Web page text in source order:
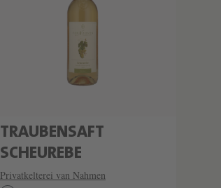
TRAUBENSAFT
SCHEUREBE
Privatkelterei van Nahmen